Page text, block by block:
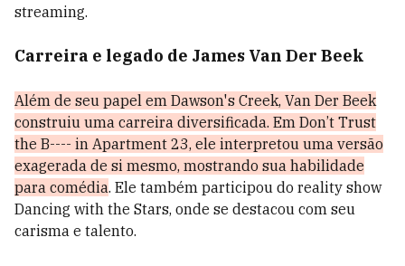
streaming.
Carreira e legado de James Van Der Beek
Além de seu papel em Dawson's Creek, Van Der Beek
construiu uma carreira diversificada. Em Don’t Trust
the B---- in Apartment 23, ele interpretou uma versão
exagerada de si mesmo, mostrando sua habilidade
para comédia. Ele também participou do reality show
Dancing with the Stars, onde se destacou com seu
carisma e talento.